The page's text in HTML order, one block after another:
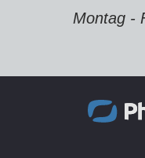
Montag -